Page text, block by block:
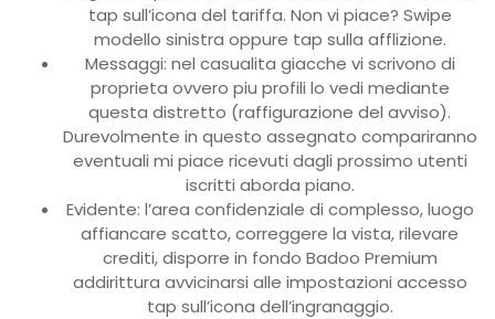
tap sull’icona del tariffa. Non vi piace? Swipe
modello sinistra oppure tap sulla afflizione.
Messaggi: nel casualita giacche vi scrivono di
proprieta ovvero piu profili lo vedi mediante
questa distretto (raffigurazione del avviso).
Durevolmente in questo assegnato compariranno
eventuali mi piace ricevuti dagli prossimo utenti
iscritti aborda piano.
Evidente: l’area confidenziale di complesso, luogo
affiancare scatto, correggere la vista, rilevare
crediti, disporre in fondo Badoo Premium
addirittura avvicinarsi alle impostazioni accesso
tap sull’icona dell’ingranaggio.